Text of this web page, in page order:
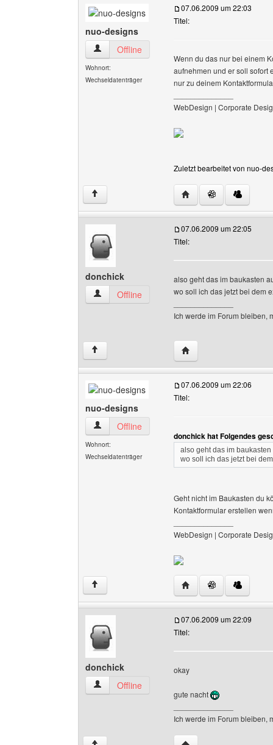
nuo-designs
nuo-designs Benutzer-Profile anzeigen
Offline
Wohnort:
Wechseldatenträger
07.06.2009 um 22:03
Titel:
Wenn du das nur bei einem
aufnehmen und er soll sofort
nur zu deinem
WebDesign | Corporate
Zuletzt bearbeitet von nuo-
↑ Website dieses
donchick
donchick Benutzer-Profile anzeigen
Offline
07.06.2009 um 22:05
Titel:
also geht das im baukasten
wo soll ich das jetzt bei dem
Ich werde im Forum bleiben,
↑ Website dieses
nuo-designs
nuo-designs Benutzer-Profile anzeigen
Offline
Wohnort:
Wechseldatenträger
07.06.2009 um 22:06
Titel:
donchick hat Folgendes
also geht das im baukasten
wo soll ich das jetzt bei
Geht nicht im Baukasten du
Kontaktformular erstellen
WebDesign | Corporate
↑ Website dieses
donchick
donchick Benutzer-Profile anzeigen
Offline
07.06.2009 um 22:09
Titel:
okay
gute nacht
Ich werde im Forum bleiben,